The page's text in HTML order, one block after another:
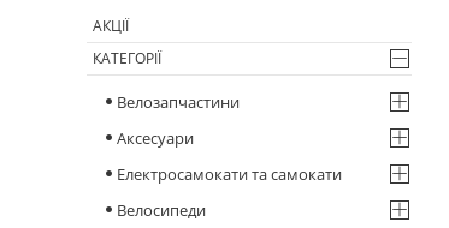
АКЦІЇ
КАТЕГОРІЇ
Велозапчастини
Аксесуари
Електросамокати та самокати
Велосипеди